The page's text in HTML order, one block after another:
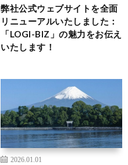
弊社公式ウェブサイトを全面
リニューアルいたしました：
「LOGI-BIZ」の魅力をお伝え
いたします！
2026.01.01